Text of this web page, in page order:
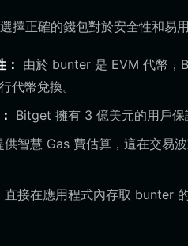
擇正確的錢包對於安全性和易
由於 bunter 是 EVM 代幣，
代幣兌換。
Bitget 擁有 3 億美元的用戶保
供智慧 Gas 費估算，這在交易
直接在應用程式內存取 bunter